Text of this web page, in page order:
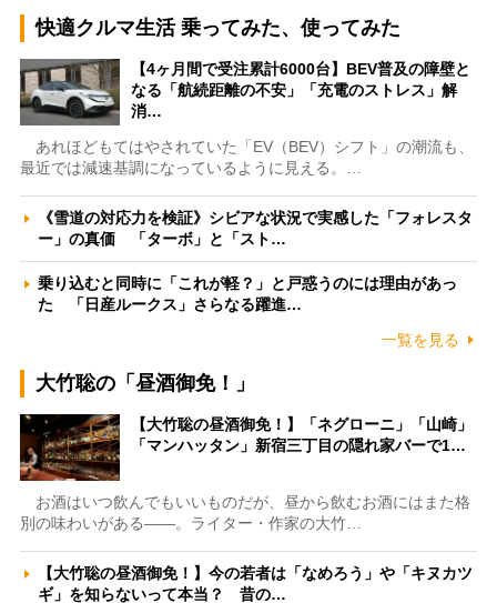
快適クルマ生活 乗ってみた、使ってみた
【4ヶ月間で受注累計6000台】BEV普及の障壁と
なる「航続距離の不安」「充電のストレス」解
消…
あれほどもてはやされていた「EV（BEV）シフト」の潮流も、
最近では減速基調になっているように見える。…
《雪道の対応力を検証》シビアな状況で実感した「フォレスタ
ー」の真価 「ターボ」と「スト…
乗り込むと同時に「これが軽？」と戸惑うのには理由があっ
た 「日産ルークス」さらなる躍進…
一覧を見る
大竹聡の「昼酒御免！」
【大竹聡の昼酒御免！】「ネグローニ」「山崎」
「マンハッタン」新宿三丁目の隠れ家バーで1…
お酒はいつ飲んでもいいものだが、昼から飲むお酒にはまた格
別の味わいがある――。ライター・作家の大竹…
【大竹聡の昼酒御免！】今の若者は「なめろう」や「キヌカツ
ギ」を知らないって本当？ 昔の…